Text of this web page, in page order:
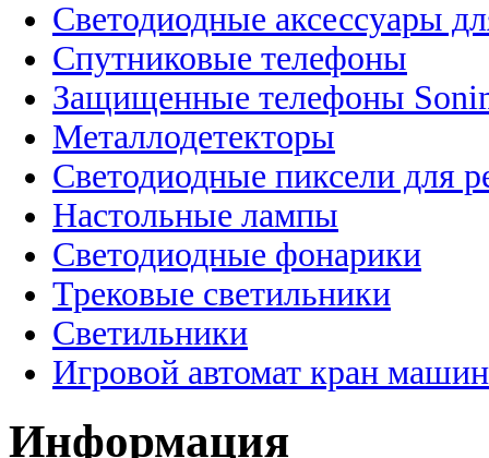
Светодиодные аксессуары
Спутниковые телефоны
Защищенные телефоны
Металлодетекторы
Светодиодные пиксели для
Настольные лампы
Светодиодные фонарики
Трековые светильники
Светильники
Игровой автомат кран
Информация